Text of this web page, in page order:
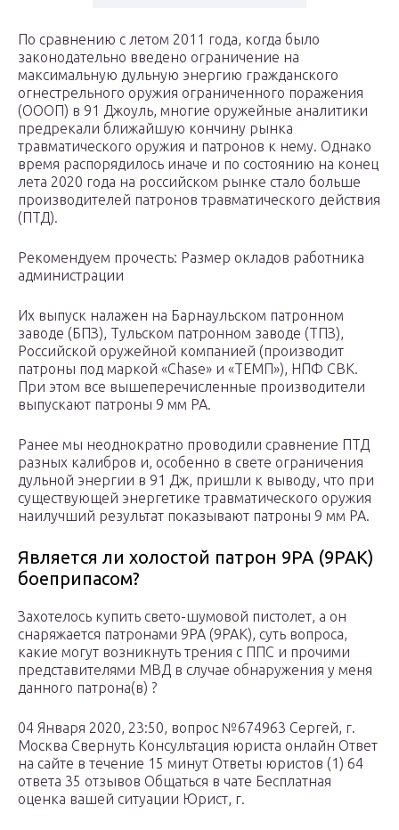
По сравнению с летом 2011 года, когда было
законодательно введено ограничение на
максимальную дульную энергию гражданского
огнестрельного оружия ограниченного поражения
(ОООП) в 91 Джоуль, многие оружейные аналитики
предрекали ближайшую кончину рынка
травматического оружия и патронов к нему. Однако
время распорядилось иначе и по состоянию на конец
лета 2020 года на российском рынке стало больше
производителей патронов травматического действия
(ПТД).
Рекомендуем прочесть: Размер окладов работника
администрации
Их выпуск налажен на Барнаульском патронном
заводе (БПЗ), Тульском патронном заводе (ТПЗ),
Российской оружейной компанией (производит
патроны под маркой «Chase» и «ТЕМП»), НПФ СВК.
При этом все вышеперечисленные производители
выпускают патроны 9 мм РА.
Ранее мы неоднократно проводили сравнение ПТД
разных калибров и, особенно в свете ограничения
дульной энергии в 91 Дж, пришли к выводу, что при
существующей энергетике травматического оружия
наилучший результат показывают патроны 9 мм РА.
Является ли холостой патрон 9PA (9PAK)
боеприпасом?
Захотелось купить свето-шумовой пистолет, а он
снаряжается патронами 9PA (9PAK), суть вопроса,
какие могут возникнуть трения с ППС и прочими
представителями МВД в случае обнаружения у меня
данного патрона(в) ?
04 Января 2020, 23:50, вопрос №674963 Сергей, г.
Москва Свернуть Консультация юриста онлайн Ответ
на сайте в течение 15 минут Ответы юристов (1) 64
ответа 35 отзывов Общаться в чате Бесплатная
оценка вашей ситуации Юрист, г.